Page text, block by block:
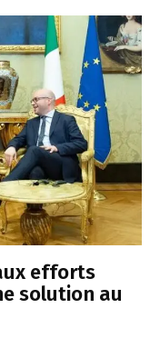
efforts
solution au